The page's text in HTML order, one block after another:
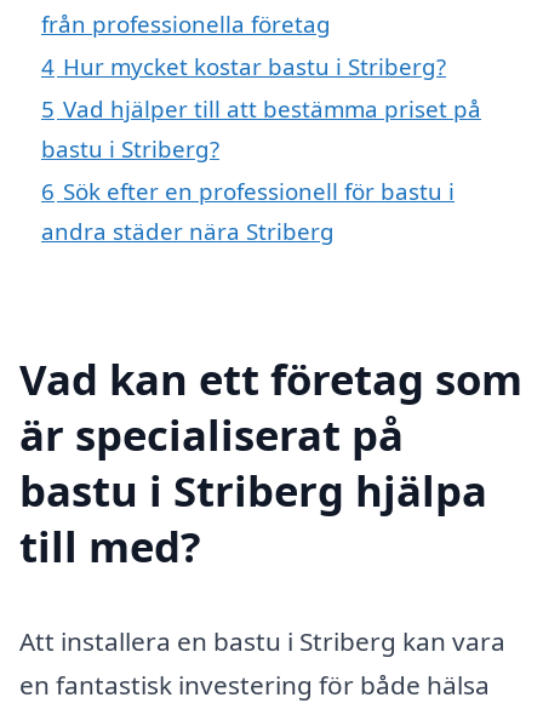
från professionella företag
4 Hur mycket kostar bastu i Striberg?
5 Vad hjälper till att bestämma priset på
bastu i Striberg?
6 Sök efter en professionell för bastu i
andra städer nära Striberg
Vad kan ett företag som
är specialiserat på
bastu i Striberg hjälpa
till med?
Att installera en bastu i Striberg kan vara
en fantastisk investering för både hälsa